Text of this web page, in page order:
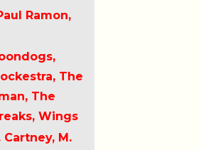
Ramon,
The
The
Wings
M.